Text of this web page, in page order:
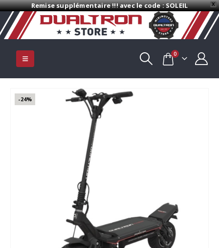
X
Remise supplémentaire !!! avec le code : SOLEIL
0
-24%